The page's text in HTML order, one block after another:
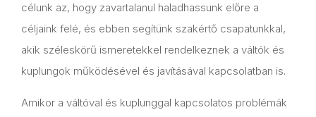
célunk az, hogy zavartalanul haladhassunk előre a
céljaink felé, és ebben segítünk szakértő csapatunkkal,
akik széleskörű ismeretekkel rendelkeznek a váltók és
kuplungok működésével és javításával kapcsolatban is.
Amikor a váltóval és kuplunggal kapcsolatos problémák